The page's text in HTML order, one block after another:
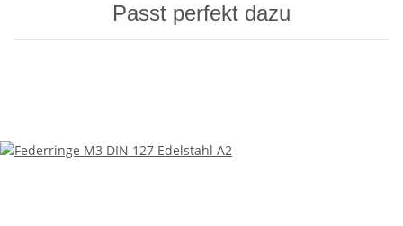
Passt perfekt dazu